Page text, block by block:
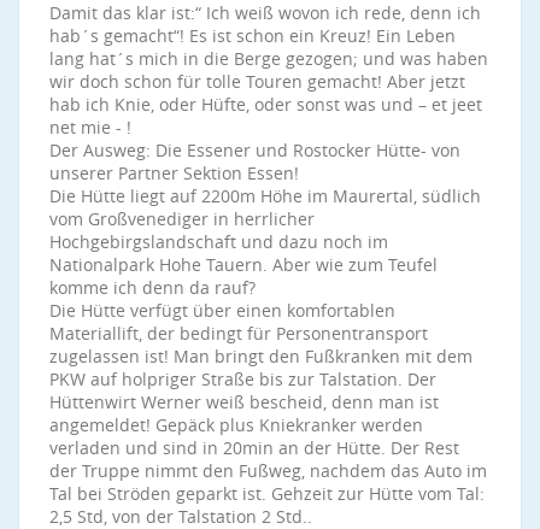
Damit das klar ist:“ Ich weiß wovon ich rede, denn ich
hab´s gemacht“! Es ist schon ein Kreuz! Ein Leben
lang hat´s mich in die Berge gezogen; und was haben
wir doch schon für tolle Touren gemacht! Aber jetzt
hab ich Knie, oder Hüfte, oder sonst was und – et jeet
net mie - !
Der Ausweg: Die Essener und Rostocker Hütte- von
unserer Partner Sektion Essen!
Die Hütte liegt auf 2200m Höhe im Maurertal, südlich
vom Großvenediger in herrlicher
Hochgebirgslandschaft und dazu noch im
Nationalpark Hohe Tauern. Aber wie zum Teufel
komme ich denn da rauf?
Die Hütte verfügt über einen komfortablen
Materiallift, der bedingt für Personentransport
zugelassen ist! Man bringt den Fußkranken mit dem
PKW auf holpriger Straße bis zur Talstation. Der
Hüttenwirt Werner weiß bescheid, denn man ist
angemeldet! Gepäck plus Kniekranker werden
verladen und sind in 20min an der Hütte. Der Rest
der Truppe nimmt den Fußweg, nachdem das Auto im
Tal bei Ströden geparkt ist. Gehzeit zur Hütte vom Tal:
2,5 Std, von der Talstation 2 Std..